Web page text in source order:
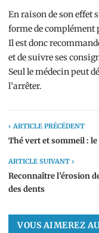
En raison de son effet
forme de complément
Il est donc
et de suivre ses
Seul le médecin peut
l’arrêter.
‹ ARTICLE PRÉCÉDENT
Thé vert et sommeil :
ARTICLE SUIVANT ›
Reconnaître l’érosion
des dents
VOUS AIMEREZ